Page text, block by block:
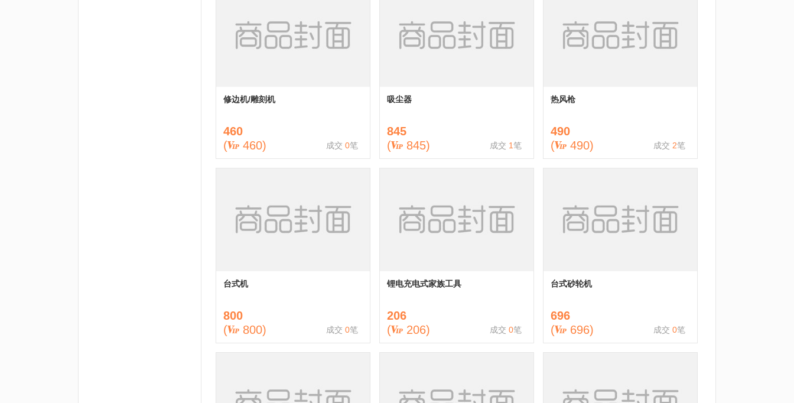
修边机/雕刻机
460
(
460) 成交 0笔
吸尘器
845
(
845) 成交 1笔
热风枪
490
(
490) 成交 2笔
台式机
800
(
800) 成交 0笔
锂电充电式家族工具
206
(
206) 成交 0笔
台式砂轮机
696
(
696) 成交 0笔